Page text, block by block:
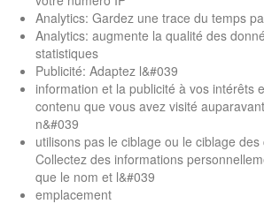
Analytics: Gardez une trace du temps
Analytics: augmente la qualité des
statistiques
Publicité: Adaptez l&#039
information et la publicité à vos intérêts
contenu que vous avez visité
n&#039
utilisons pas le ciblage ou le ciblage
Collectez des informations
que le nom et l&#039
emplacement